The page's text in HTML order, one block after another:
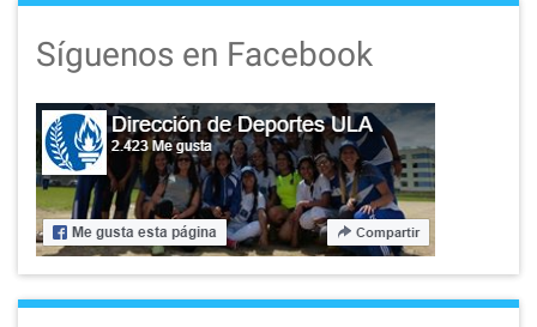
Síguenos en Facebook